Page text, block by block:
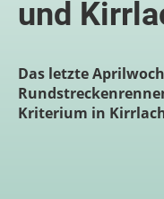
und
Das letzte
Kriterium in